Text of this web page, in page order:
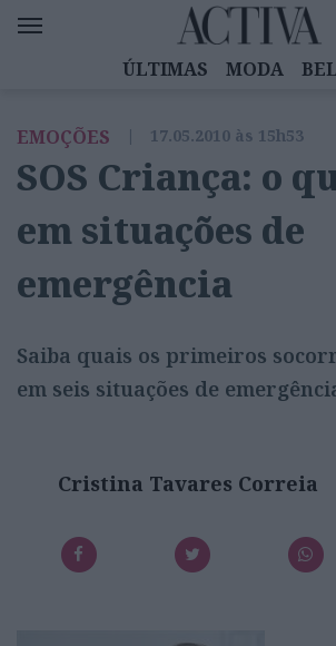
ÚLTIMAS MODA
EMOÇÕES
MULHERES
DIZ QUEM SABE
ACTIVA
EMOÇÕES | 17.05.2010 às 15h53
SOS Criança: o
em situações de
emergência
Saiba quais os primeiros
em seis situações de
Cristina Tavares Correia